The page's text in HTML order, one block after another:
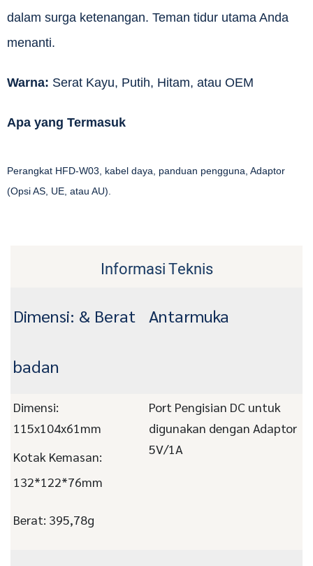
dalam surga ketenangan. Teman tidur utama Anda
menanti.
Warna: Serat Kayu, Putih, Hitam, atau OEM
Apa yang Termasuk
Perangkat HFD-W03, kabel daya, panduan pengguna, Adaptor
(Opsi AS, UE, atau AU).
Informasi Teknis
Dimensi: & Berat
badan
Antarmuka
Dimensi:
115x104x61mm
Port Pengisian DC untuk
digunakan dengan Adaptor
5V/1A
Kotak Kemasan:
132*122*76mm
Berat: 395,78g